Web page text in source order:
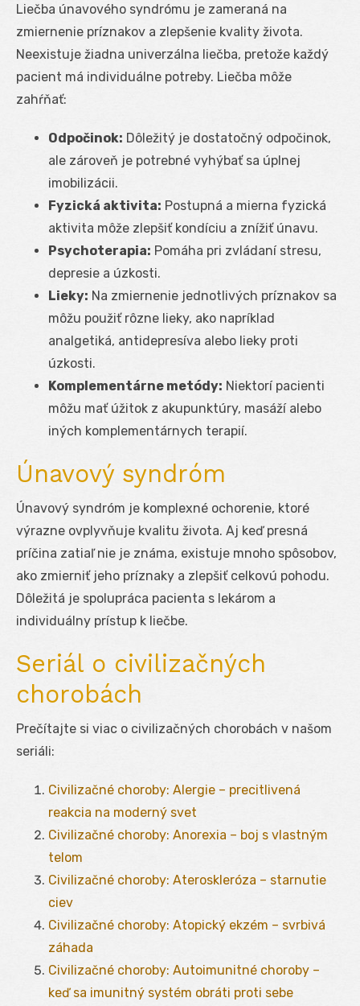
Liečba únavového syndrómu je zameraná na
zmiernenie príznakov a zlepšenie kvality života.
Neexistuje žiadna univerzálna liečba, pretože každý
pacient má individuálne potreby. Liečba môže
zahŕňať:
Odpočinok: Dôležitý je dostatočný odpočinok,
ale zároveň je potrebné vyhýbať sa úplnej
imobilizácii.
Fyzická aktivita: Postupná a mierna fyzická
aktivita môže zlepšiť kondíciu a znížiť únavu.
Psychoterapia: Pomáha pri zvládaní stresu,
depresie a úzkosti.
Lieky: Na zmiernenie jednotlivých príznakov sa
môžu použiť rôzne lieky, ako napríklad
analgetiká, antidepresíva alebo lieky proti
úzkosti.
Komplementárne metódy: Niektorí pacienti
môžu mať úžitok z akupunktúry, masáží alebo
iných komplementárnych terapií.
Únavový syndróm
Únavový syndróm je komplexné ochorenie, ktoré
výrazne ovplyvňuje kvalitu života. Aj keď presná
príčina zatiaľ nie je známa, existuje mnoho spôsobov,
ako zmierniť jeho príznaky a zlepšiť celkovú pohodu.
Dôležitá je spolupráca pacienta s lekárom a
individuálny prístup k liečbe.
Seriál o civilizačných
chorobách
Prečítajte si viac o civilizačných chorobách v našom
seriáli:
Civilizačné choroby: Alergie – precitlivená
reakcia na moderný svet
Civilizačné choroby: Anorexia – boj s vlastným
telom
Civilizačné choroby: Ateroskleróza – starnutie
ciev
Civilizačné choroby: Atopický ekzém – svrbivá
záhada
Civilizačné choroby: Autoimunitné choroby –
keď sa imunitný systém obráti proti sebe